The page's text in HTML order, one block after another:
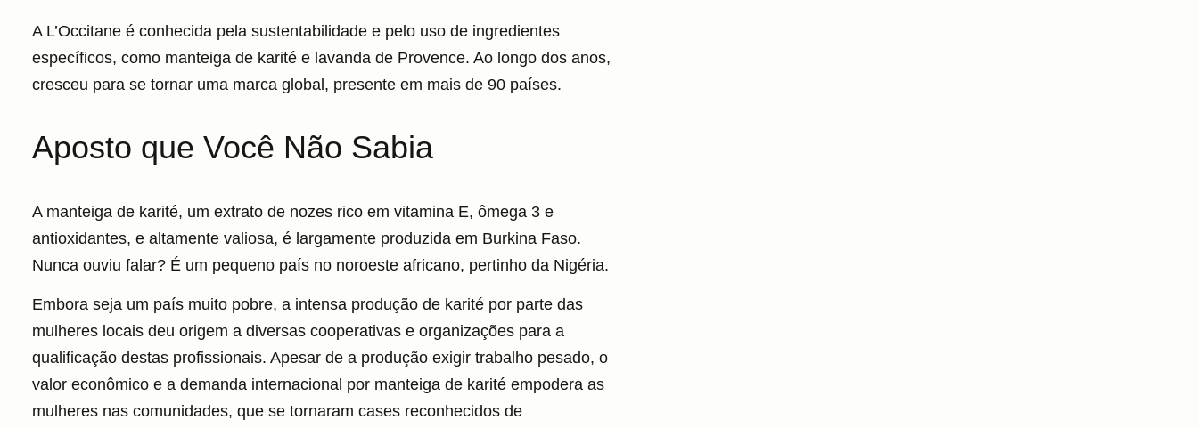
A L’Occitane é conhecida pela sustentabilidade e pelo uso de ingredientes
específicos, como manteiga de karité e lavanda de Provence. Ao longo dos anos,
cresceu para se tornar uma marca global, presente em mais de 90 países.
Aposto que Você Não Sabia
A manteiga de karité, um extrato de nozes rico em vitamina E, ômega 3 e
antioxidantes, e altamente valiosa, é largamente produzida em Burkina Faso.
Nunca ouviu falar? É um pequeno país no noroeste africano, pertinho da Nigéria.
Embora seja um país muito pobre, a intensa produção de karité por parte das
mulheres locais deu origem a diversas cooperativas e organizações para a
qualificação destas profissionais. Apesar de a produção exigir trabalho pesado, o
valor econômico e a demanda internacional por manteiga de karité empodera as
mulheres nas comunidades, que se tornaram cases reconhecidos de